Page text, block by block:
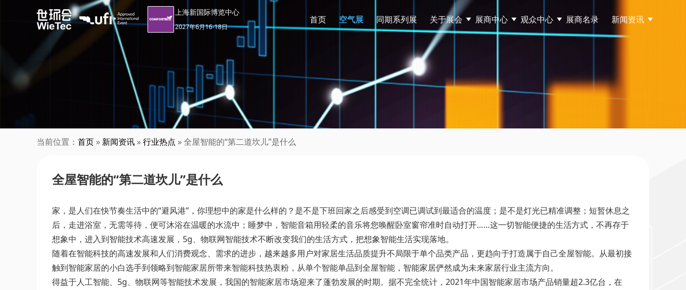
上海新国际博览中心
2027年6月16-18日
首页 空气展 同期系列展 关于展会 展商中心 观众中心 展商名录 新闻资讯
当前位置： 首页 » 新闻资讯 »行业热点 » 全屋智能的“第二道坎儿”是什么
全屋智能的“第二道坎儿”是什么
家，是人们在快节奏生活中的“避风港”，你理想中的家是什么样的？是不是下班回家之后感受到空调已调试到最适合的温度；是不是灯光已精准调整；短暂休息之
后，走进浴室，无需等待，便可沐浴在温暖的水流中；睡梦中，智能音箱用轻柔的音乐将您唤醒卧室窗帘准时自动打开……这一切智能便捷的生活方式，不再存于
想象中，进入到智能技术高速发展，5g、物联网智能技术不断改变我们的生活方式，把想象智能生活实现落地。
随着在智能科技的高速发展和人们消费观念、需求的进步，越来越多用户对家居生活品质提升不局限于单个品类产品，更趋向于打造属于自己全屋智能。从最初接
触到智能家居的小白选手到领略到智能家居所带来智能科技热衷粉，从单个智能单品到全屋智能，智能家居俨然成为未来家居行业主流方向。
得益于人工智能、5g、物联网等智能技术发展，我国的智能家居市场迎来了蓬勃发展的时期。据不完全统计，2021年中国智能家居市场产品销量超2.3亿台，在